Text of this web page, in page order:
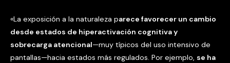
«La exposición a la naturaleza parece favorecer un cambio
desde estados de hiperactivación cognitiva y
sobrecarga atencional—muy típicos del uso intensivo de
pantallas—hacia estados más regulados. Por ejemplo, se ha